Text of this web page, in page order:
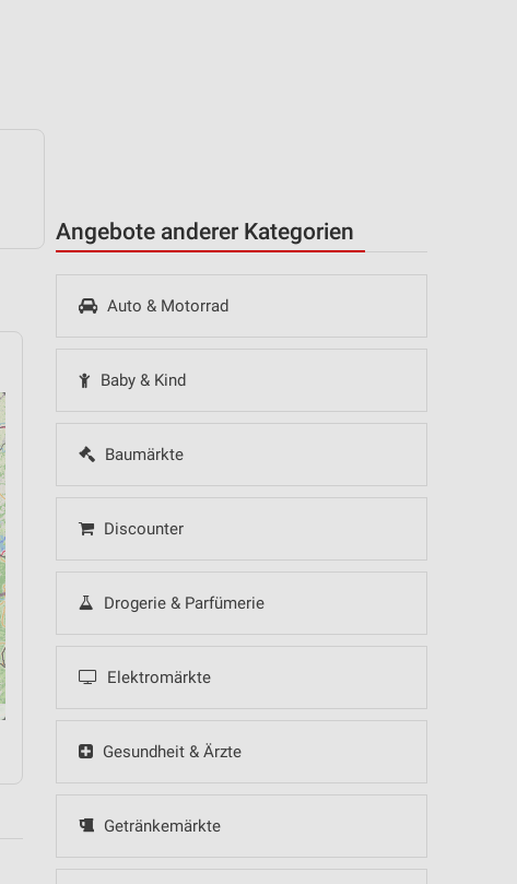
Angebote anderer Kategorien
Auto & Motorrad
Baby & Kind
Baumärkte
Discounter
Drogerie & Parfümerie
Elektromärkte
Gesundheit & Ärzte
Getränkemärkte